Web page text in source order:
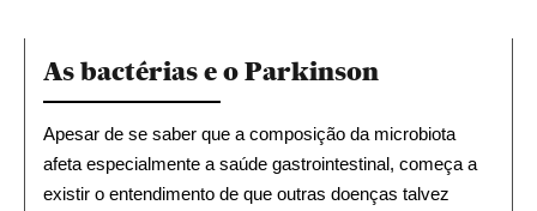
As bactérias e o Parkinson
Apesar de se saber que a composição da microbiota
afeta especialmente a saúde gastrointestinal, começa a
existir o entendimento de que outras doenças talvez